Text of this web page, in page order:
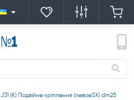
J31 (К) Подвійне кріплення (левоеSX) dm25